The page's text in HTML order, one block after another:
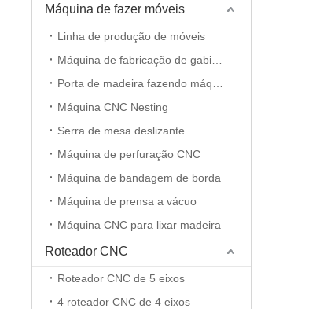
Máquina de fazer móveis
Linha de produção de móveis
Máquina CNC Nesting
Serra de mesa deslizante
Máquina de perfuração CNC
Máquina de bandagem de borda
Máquina de prensa a vácuo
Máquina CNC para lixar madeira
Roteador CNC
Roteador CNC de 5 eixos
4 roteador CNC de 4 eixos